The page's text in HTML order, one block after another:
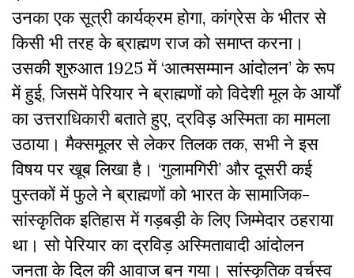
उनका एक सूत्री कार्यक्रम होगा, कांग्रेस के भीतर से
किसी भी तरह के ब्राह्मण राज को समाप्त करना।
उसकी शुरुआत 1925 में ‘आत्मसम्मान आंदोलन’ के रूप
में हुई, जिसमें पेरियार ने ब्राह्मणों को विदेशी मूल के आर्यों
का उत्तराधिकारी बताते हुए, द्रविड़ अस्मिता का मामला
उठाया। मैक्समूलर से लेकर तिलक तक, सभी ने इस
विषय पर खूब लिखा है। ‘गुलामगिरी’ और दूसरी कई
पुस्तकों में फुले ने ब्राह्मणों को भारत के सामाजिक-
सांस्कृतिक इतिहास में गड़बड़ी के लिए जिम्मेदार ठहराया
था। सो पेरियार का द्रविड़ अस्मितावादी आंदोलन
जनता के दिल की आवाज बन गया। सांस्कृतिक वर्चस्व